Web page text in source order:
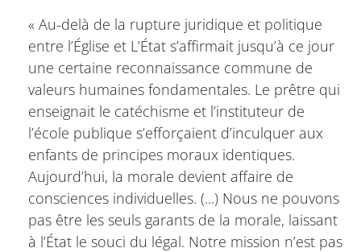
« Au-delà de la rupture juridique et politique
entre l’Église et L’État s’affirmait jusqu’à ce jour
une certaine reconnaissance commune de
valeurs humaines fondamentales. Le prêtre qui
enseignait le catéchisme et l’instituteur de
l’école publique s’efforçaient d’inculquer aux
enfants de principes moraux identiques.
Aujourd’hui, la morale devient affaire de
consciences individuelles. (...) Nous ne pouvons
pas être les seuls garants de la morale, laissant
à l’État le souci du légal. Notre mission n’est pas